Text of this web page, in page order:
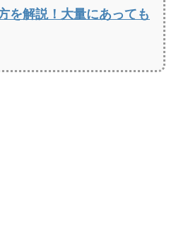
を解説！大量にあっても